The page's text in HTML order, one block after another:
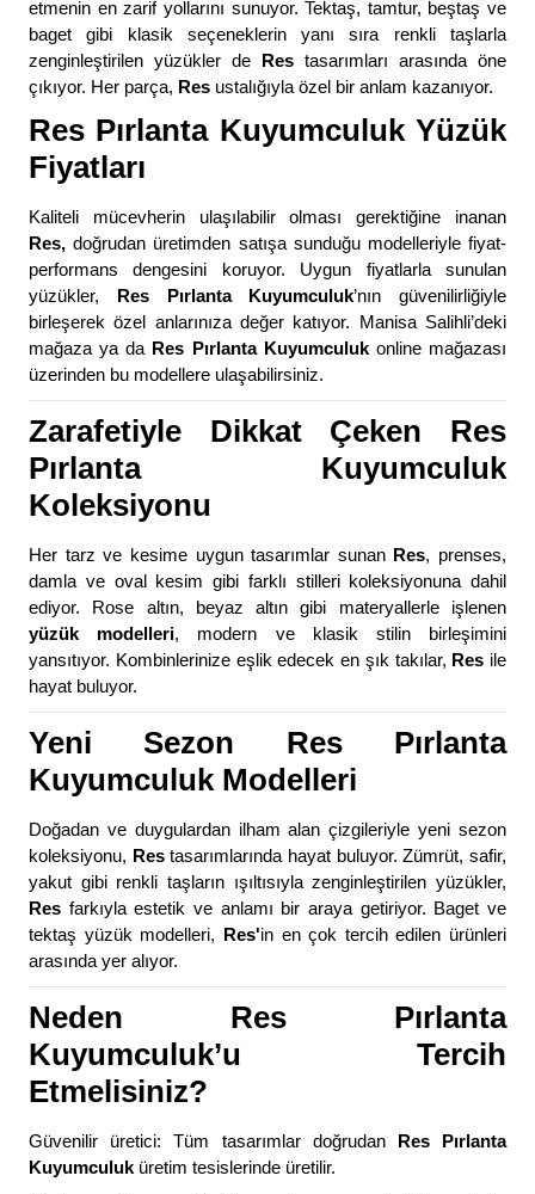
etmenin en zarif yollarını sunuyor. Tektaş, tamtur, beştaş ve
baget gibi klasik seçeneklerin yanı sıra renkli taşlarla
zenginleştirilen yüzükler de Res tasarımları arasında öne
çıkıyor. Her parça, Res ustalığıyla özel bir anlam kazanıyor.
Res Pırlanta Kuyumculuk Yüzük
Fiyatları
Kaliteli mücevherin ulaşılabilir olması gerektiğine inanan
Res, doğrudan üretimden satışa sunduğu modelleriyle fiyat-
performans dengesini koruyor. Uygun fiyatlarla sunulan
yüzükler, Res Pırlanta Kuyumculuk’nın güvenilirliğiyle
birleşerek özel anlarınıza değer katıyor. Manisa Salihli’deki
mağaza ya da Res Pırlanta Kuyumculukonline mağazası
üzerinden bu modellere ulaşabilirsiniz.
Zarafetiyle Dikkat Çeken Res
Pırlanta Kuyumculuk
Koleksiyonu
Her tarz ve kesime uygun tasarımlar sunan Res, prenses,
damla ve oval kesim gibi farklı stilleri koleksiyonuna dahil
ediyor. Rose altın, beyaz altın gibi materyallerle işlenen
yüzük modelleri, modern ve klasik stilin birleşimini
yansıtıyor. Kombinlerinize eşlik edecek en şık takılar, Res ile
hayat buluyor.
Yeni Sezon Res Pırlanta
Kuyumculuk Modelleri
Doğadan ve duygulardan ilham alan çizgileriyle yeni sezon
koleksiyonu, Restasarımlarında hayat buluyor. Zümrüt, safir,
yakut gibi renkli taşların ışıltısıyla zenginleştirilen yüzükler,
Res farkıyla estetik ve anlamı bir araya getiriyor. Baget ve
tektaş yüzük modelleri, Res'in en çok tercih edilen ürünleri
arasında yer alıyor.
Neden Res Pırlanta
Kuyumculuk’u Tercih
Etmelisiniz?
Güvenilir üretici: Tüm tasarımlar doğrudan Res Pırlanta
Kuyumculuk üretim tesislerinde üretilir.